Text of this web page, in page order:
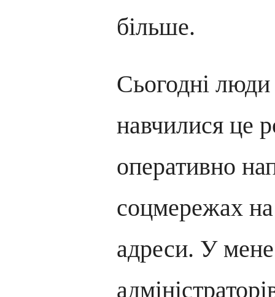
більше.
Сьогодні
навчилися це
оперативно
соцмережах на
адреси. У